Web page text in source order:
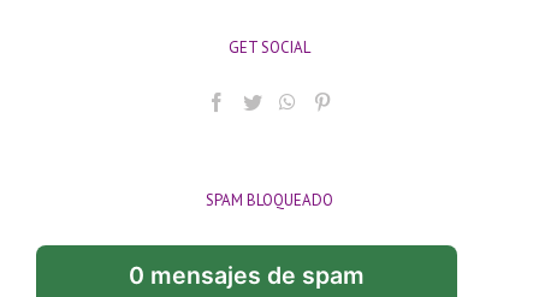
GET SOCIAL
SPAM BLOQUEADO
0 mensajes de spam